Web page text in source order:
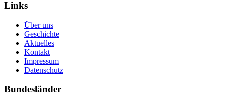
Links
Über uns
Geschichte
Aktuelles
Kontakt
Impressum
Datenschutz
Bundesländer